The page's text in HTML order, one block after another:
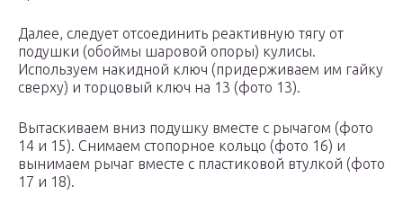
Далее, следует отсоединить реактивную тягу от
подушки (обоймы шаровой опоры) кулисы.
Используем накидной ключ (придерживаем им гайку
сверху) и торцовый ключ на 13 (фото 13).
Вытаскиваем вниз подушку вместе с рычагом (фото
14 и 15). Снимаем стопорное кольцо (фото 16) и
вынимаем рычаг вместе с пластиковой втулкой (фото
17 и 18).